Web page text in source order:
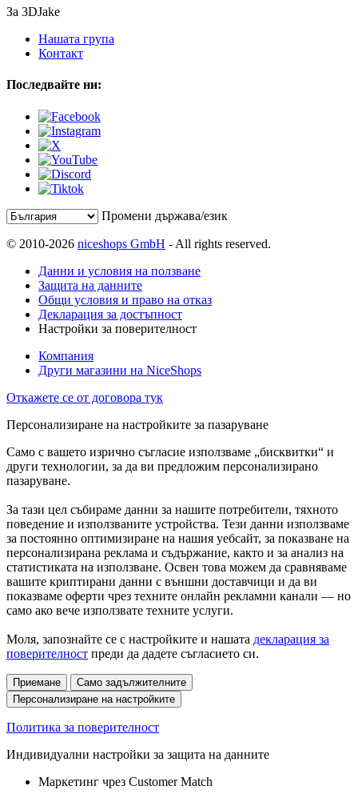
За 3DJake
Нашата група
Контакт
Последвайте ни:
Промени държава/език
© 2010-2026 niceshops GmbH - All rights reserved.
Данни и условия на ползване
Защита на данните
Общи условия и право на отказ
Декларация за достъпност
Настройки за поверителност
Компания
Други магазини на NiceShops
Откажете се от договора тук
Персонализиране на настройките за пазаруване
Само с вашето изрично съгласие използваме „бисквитки“ и
други технологии, за да ви предложим персонализирано
пазаруване.
За тази цел събираме данни за нашите потребители, тяхното
поведение и използваните устройства. Тези данни използваме
за постоянно оптимизиране на нашия уебсайт, за показване на
персонализирана реклама и съдържание, както и за анализ на
статистиката на използване. Освен това можем да сравняваме
вашите криптирани данни с външни доставчици и да ви
показваме оферти чрез техните онлайн рекламни канали — но
само ако вече използвате техните услуги.
Моля, запознайте се с настройките и нашата декларация за
поверителност преди да дадете съгласието си.
Приемане
Само задължителните
Персонализиране на настройките
Политика за поверителност
Индивидуални настройки за защита на данните
Маркетинг чрез Customer Match